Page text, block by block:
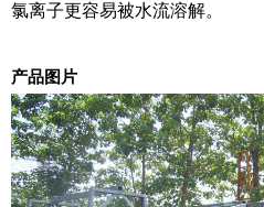
氯离子更容易被水流溶解。
产品图片